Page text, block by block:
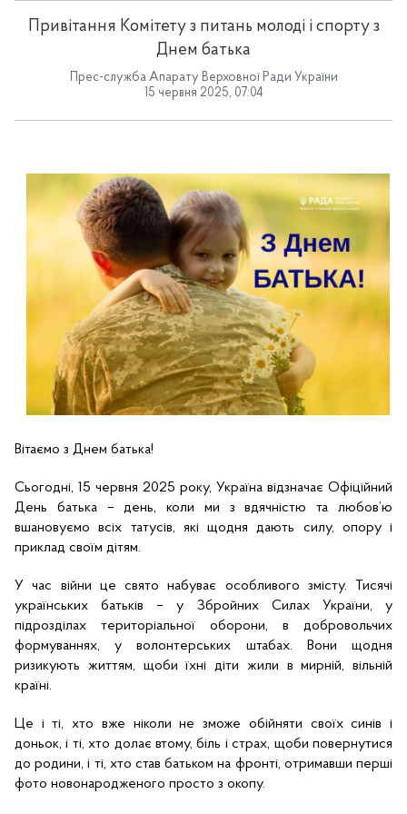
Привітання Комітету з питань молоді і спорту з
Днем батька
Прес-служба Апарату Верховної Ради України
15 червня 2025, 07:04
Вітаємо з Днем батька!
Сьогодні, 15 червня 2025 року, Україна відзначає Офіційний
День батька – день, коли ми з вдячністю та любов’ю
вшановуємо всіх татусів, які щодня дають силу, опору і
приклад своїм дітям.
У час війни це свято набуває особливого змісту. Тисячі
українських батьків – у Збройних Силах України, у
підрозділах територіальної оборони, в добровольчих
формуваннях, у волонтерських штабах. Вони щодня
ризикують життям, щоби їхні діти жили в мирній, вільній
країні.
Це і ті, хто вже ніколи не зможе обійняти своїх синів і
доньок, і ті, хто долає втому, біль і страх, щоби повернутися
до родини, і ті, хто став батьком на фронті, отримавши перші
фото новонародженого просто з окопу.